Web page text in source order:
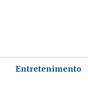
Entretenimento